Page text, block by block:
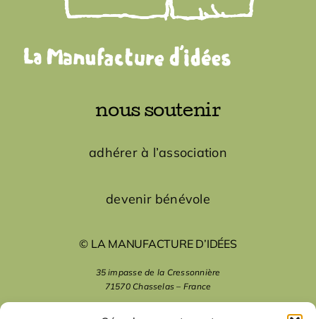
nous soutenir
adhérer à l’association
devenir bénévole
© LA MANUFACTURE D’IDÉES
35 impasse de la Cressonnière
71570 Chasselas – France